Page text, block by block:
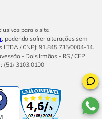
para o site
, podendo sofrer alterações sem
/ CNPJ: 91.845.735/0004-14.
- Dois Irmãos - RS / CEP
(51) 3103.0100